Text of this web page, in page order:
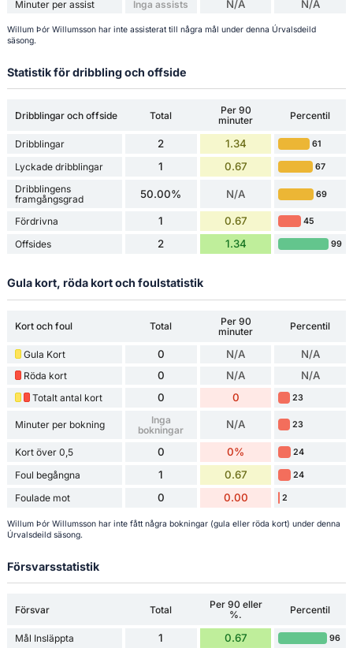
Minuter per assist Inga assists N/A N/A
Willum Þór Willumsson har inte assisterat till några mål under denna Úrvalsdeild
säsong.
Statistik för dribbling och offside
Dribblingar och offside Total
Per 90
minuter
Percentil
Dribblingar 2 1.34 61
Lyckade dribblingar 1 0.67 67
Dribblingens
framgångsgrad
50.00% N/A 69
Fördrivna 1 0.67 45
Offsides 2 1.34 99
Gula kort, röda kort och foulstatistik
Kort och foul Total
Per 90
minuter
Percentil
Gula Kort 0 N/A N/A
Röda kort 0 N/A N/A
Totalt antal kort 0 0 23
Minuter per bokning
Inga
bokningar
N/A 23
Kort över 0,5 0 0% 24
Foul begångna 1 0.67 24
Foulade mot 0 0.00 2
Willum Þór Willumsson har inte fått några bokningar (gula eller röda kort) under denna
Úrvalsdeild säsong.
Försvarsstatistik
Försvar Total
Per 90 eller
%.
Percentil
Mål Insläppta 1 0.67 96